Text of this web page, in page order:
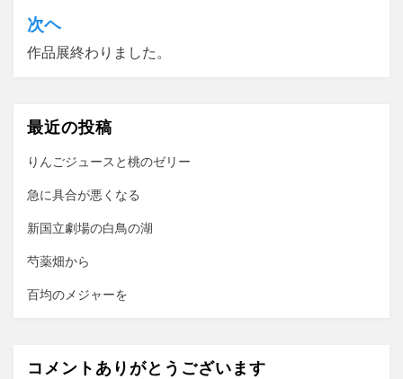
ナ
ビ
シ
ョ
ン
次ヘ
作品展終わりました。
最近の投稿
りんごジュースと桃のゼリー
急に具合が悪くなる
新国立劇場の白鳥の湖
芍薬畑から
百均のメジャーを
コメントありがとうございます